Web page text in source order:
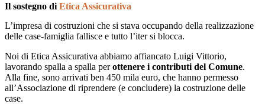
Il sostegno di Etica Assicurativa
L’impresa di costruzioni che si stava occupando della realizzazione
delle case-famiglia fallisce e tutto l’iter si blocca.
Noi di Etica Assicurativa abbiamo affiancato Luigi Vittorio,
lavorando spalla a spalla perottenere i contributi del Comune.
Alla fine, sono arrivati ben 450 mila euro, che hanno permesso
all’Associazione di riprendere (e concludere) la costruzione delle
case.